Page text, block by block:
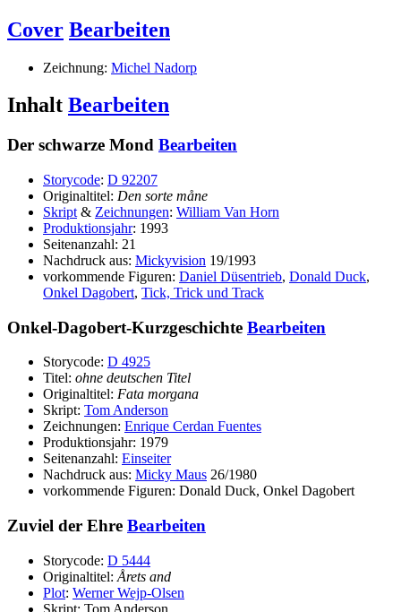
Cover Bearbeiten
Zeichnung: Michel Nadorp
Inhalt Bearbeiten
Der schwarze Mond Bearbeiten
Storycode: D 92207
Originaltitel: Den sorte måne
Skript & Zeichnungen: William Van Horn
Produktionsjahr: 1993
Seitenanzahl: 21
Nachdruck aus: Mickyvision 19/1993
vorkommende Figuren: Daniel Düsentrieb, Donald Duck,
Onkel Dagobert, Tick, Trick und Track
Onkel-Dagobert-Kurzgeschichte Bearbeiten
Storycode: D 4925
Titel: ohne deutschen Titel
Originaltitel: Fata morgana
Skript: Tom Anderson
Zeichnungen: Enrique Cerdan Fuentes
Produktionsjahr: 1979
Seitenanzahl: Einseiter
Nachdruck aus: Micky Maus 26/1980
vorkommende Figuren: Donald Duck, Onkel Dagobert
Zuviel der Ehre Bearbeiten
Storycode: D 5444
Originaltitel: Årets and
Plot: Werner Wejp-Olsen
Skript: Tom Anderson